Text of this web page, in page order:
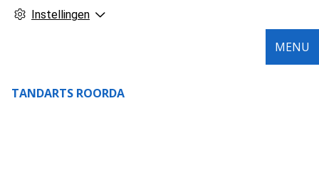
Instellingen
TANDARTS ROORDA
MENU